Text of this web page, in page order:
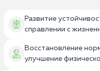
Развитие
справлении с
Восстановление
улучшение